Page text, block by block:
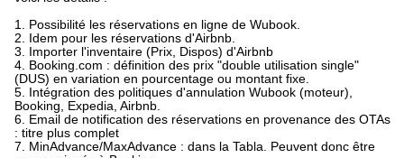
1. Possibilité les réservations en ligne de Wubook.
2. Idem pour les réservations d'Airbnb.
3. Importer l'inventaire (Prix, Dispos) d'Airbnb
4. Booking.com : définition des prix "double utilisation single"
(DUS) en variation en pourcentage ou montant fixe.
5. Intégration des politiques d'annulation Wubook (moteur),
Booking, Expedia, Airbnb.
6. Email de notification des réservations en provenance des OTAs
: titre plus complet
7. MinAdvance/MaxAdvance : dans la Tabla. Peuvent donc être